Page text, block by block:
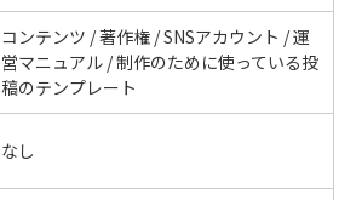
コンテンツ / 著作権 / SNSアカウント / 運
営マニュアル / 制作のために使っている投
稿のテンプレート
なし